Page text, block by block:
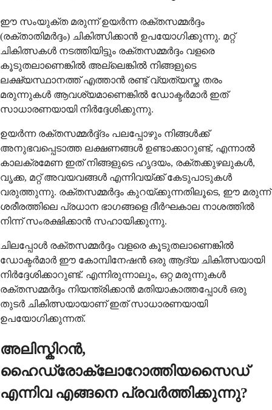
ഈ സംയുക്ത മരുന്ന് ഉയർന്ന രക്തസമ്മർദ്ദം
(രക്താതിമർദ്ദം) ചികിത്സിക്കാൻ ഉപയോഗിക്കുന്നു. മറ്റ്
ചികിത്സകൾ നടത്തിയിട്ടും രക്തസമ്മർദ്ദം വളരെ
കൂടുതലാണെങ്കിൽ അല്ലെങ്കിൽ നിങ്ങളുടെ
ലക്ഷ്യസ്ഥാനത്ത് എത്താൻ രണ്ട് വ്യത്യസ്ത തരം
മരുന്നുകൾ ആവശ്യമാണെങ്കിൽ ഡോക്ടർമാർ ഇത്
സാധാരണയായി നിർദ്ദേശിക്കുന്നു.
ഉയർന്ന രക്തസമ്മർദ്ദ്ദം പലപ്പോഴും നിങ്ങൾക്ക്
അനുഭവപ്പെടാത്ത ലക്ഷണങ്ങൾ ഉണ്ടാക്കാറുണ്ട്, എന്നാൽ
കാലക്രമേണ ഇത് നിങ്ങളുടെ ഹൃദയം, രക്തക്കുഴലുകൾ,
വൃക്ക, മറ്റ് അവയവങ്ങൾ എന്നിവയ്ക്ക് കേടുപാടുകൾ
വരുത്തുന്നു. രക്തസമ്മർദ്ദം കുറയ്ക്കുന്നതിലൂടെ, ഈ മരുന്ന്
ശരീരത്തിലെ പ്രധാന ഭാഗങ്ങളെ ദീർഘകാല നാശത്തിൽ
നിന്ന് സംരക്ഷിക്കാൻ സഹായിക്കുന്നു.
ചിലപ്പോൾ രക്തസമ്മർദ്ദം വളരെ കൂടുതലാണെങ്കിൽ
ഡോക്ടർമാർ ഈ കോമ്പിനേഷൻ ഒരു ആദ്യ ചികിത്സയായി
നിർദ്ദേശിക്കാറുണ്ട്. എന്നിരുന്നാലും, ഒറ്റ മരുന്നുകൾ
രക്തസമ്മർദ്ദം നിയന്ത്രിക്കാൻ മതിയാകാത്തപ്പോൾ ഒരു
തുടർ ചികിത്സയായാണ് ഇത് സാധാരണയായി
ഉപയോഗിക്കുന്നത്.
അലിസ്കിറൻ,
ഹൈഡ്രോക്ലോറോത്തിയസൈഡ്
എന്നിവ എങ്ങനെ പ്രവർത്തിക്കുന്നു?